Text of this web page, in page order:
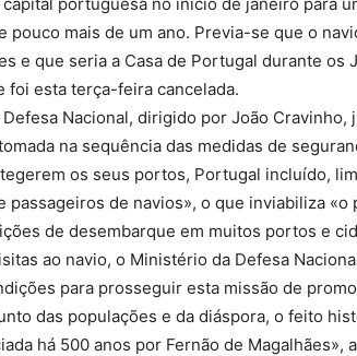
pouco mais de um ano. Previa-se que o
e que seria a Casa de Portugal durante os
foi esta terça-feira cancelada.
Nacional, dirigido por João
na sequência das medidas de
os seus portos, Portugal incluído,
passageiros de navios», o que inviabiliza «o
de desembarque em muitos portos e
ao navio, o Ministério da Defesa
para prosseguir esta missão de
das populações e da diáspora, o feito
há 500 anos por Fernão de Magalhães»,